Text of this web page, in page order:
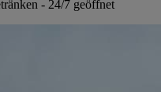
- 24/7 geöffnet